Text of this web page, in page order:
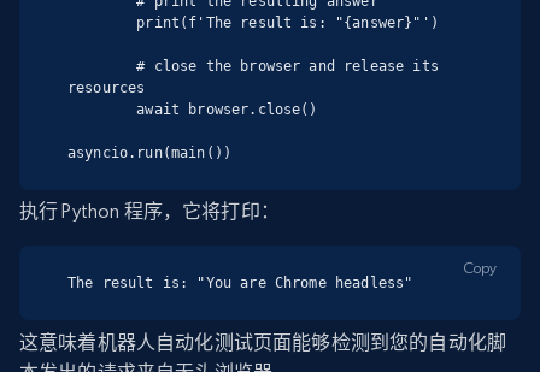
        # close the browser and release its
resources
        await browser.close()
asyncio.run(main())
执行 Python 程序，它将打印：
The result is: "You are Chrome headless"
Copy
这意味着机器人自动化测试页面能够检测到您的自动化脚